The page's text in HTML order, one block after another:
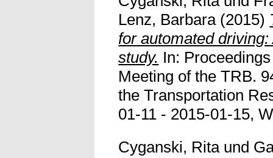
Lenz, Barbara(2015)
for automated
study. In:
Meeting of the TRB.
the Transportation
01-11 - 2015-01-15,
Cyganski, Ritaund